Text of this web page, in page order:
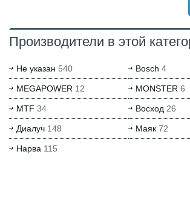
Производители в этой
Не указан 540 Bosch 4
MEGAPOWER 12 MONSTER 6
MTF 34 Восход 26
Диалуч 148 Маяк72
Нарва 115